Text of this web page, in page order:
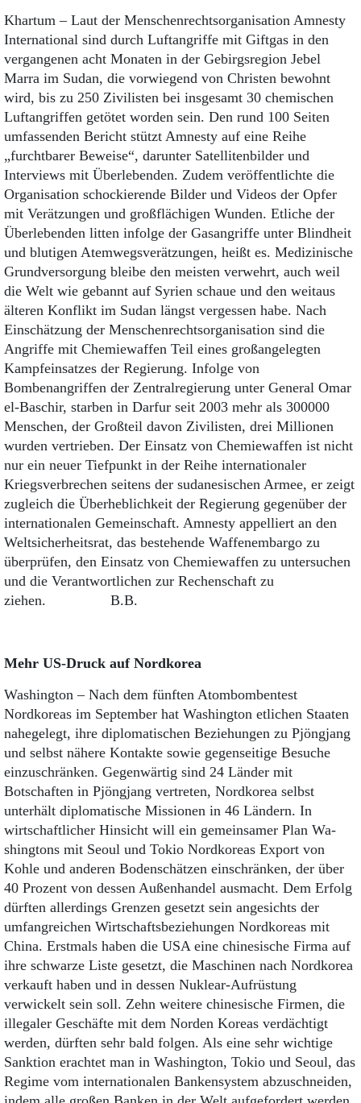
Khartum – Laut der Menschenrechtsorganisation Amnesty
International sind durch Luftangriffe mit Giftgas in den
vergangenen acht Monaten in der Gebirgsregion Jebel
Marra im Sudan, die vorwiegend von Christen bewohnt
wird, bis zu 250 Zivilisten bei insgesamt 30 chemischen
Luftangriffen getötet worden sein. Den rund 100 Seiten
umfassenden Bericht stützt Amnesty auf eine Reihe
„furchtbarer Beweise“, darunter Satellitenbilder und
Interviews mit Überlebenden. Zudem veröffentlichte die
Organisation schockierende Bilder und Videos der Opfer
mit Verätzungen und großflächigen Wunden. Etliche der
Überlebenden litten infolge der Gasangriffe unter Blindheit
und blutigen Atemwegsverätzungen, heißt es. Medizinische
Grundversorgung bleibe den meisten verwehrt, auch weil
die Welt wie gebannt auf Syrien schaue und den weitaus
älteren Konflikt im Sudan längst vergessen habe. Nach
Einschätzung der Menschenrechtsorganisation sind die
Angriffe mit Chemiewaffen Teil eines großangelegten
Kampfeinsatzes der Regierung. Infolge von
Bombenangriffen der Zentralregierung unter General Omar
el-Baschir, starben in Darfur seit 2003 mehr als 300000
Menschen, der Großteil davon Zivilisten, drei Millionen
wurden vertrieben. Der Einsatz von Chemiewaffen ist nicht
nur ein neuer Tiefpunkt in der Reihe internationaler
Kriegsverbrechen seitens der sudanesischen Armee, er zeigt
zugleich die Überheblichkeit der Regierung gegenüber der
internationalen Gemeinschaft. Amnesty appelliert an den
Weltsicherheitsrat, das bestehende Waffenembargo zu
überprüfen, den Einsatz von Chemiewaffen zu untersuchen
und die Verantwortlichen zur Rechenschaft zu
ziehen. B.B.
Mehr US-Druck auf Nordkorea
Washington – Nach dem fünften Atombombentest
Nordkoreas im September hat Washington etlichen Staaten
nahegelegt, ihre diplomatischen Beziehungen zu Pjöngjang
und selbst nähere Kontakte sowie gegenseitige Besuche
einzuschränken. Gegenwärtig sind 24 Länder mit
Botschaften in Pjöngjang vertreten, Nordkorea selbst
unterhält diplomatische Missionen in 46 Ländern. In
wirtschaftlicher Hinsicht will ein gemeinsamer Plan Wa­
shingtons mit Seoul und Tokio Nordkoreas Export von
Kohle und anderen Bodenschätzen einschränken, der über
40 Prozent von dessen Außenhandel ausmacht. Dem Erfolg
dürften allerdings Grenzen gesetzt sein angesichts der
umfangreichen Wirtschaftsbeziehungen Nordkoreas mit
China. Erstmals haben die USA eine chinesische Firma auf
ihre schwarze Liste gesetzt, die Maschinen nach Nordkorea
verkauft haben und in dessen Nuklear-Aufrüstung
verwickelt sein soll. Zehn weitere chinesische Firmen, die
illegaler Geschäfte mit dem Norden Koreas verdächtigt
werden, dürften sehr bald folgen. Als eine sehr wichtige
Sanktion erachtet man in Wa­shington, Tokio und Seoul, das
Regime vom internationalen Bankensystem abzuschneiden,